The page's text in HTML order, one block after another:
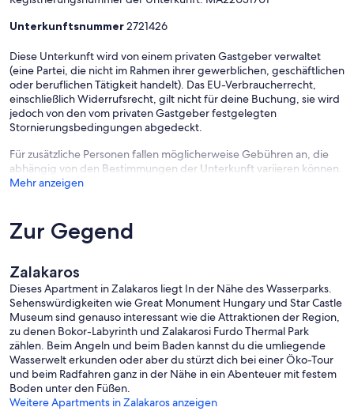
Unterkunftsnummer2721426
Diese Unterkunft wird von einem privaten Gastgeber verwaltet
(eine Partei, die nicht im Rahmen ihrer gewerblichen, geschäftlichen
oder beruflichen Tätigkeit handelt). Das EU-Verbraucherrecht,
einschließlich Widerrufsrecht, gilt nicht für deine Buchung, sie wird
jedoch von den vom privaten Gastgeber festgelegten
Stornierungsbedingungen abgedeckt.
Für zusätzliche Personen fallen möglicherweise Gebühren an, die
abhängig von den Bestimmungen der Unterkunft variieren können.
Mehr anzeigen
Zur Gegend
Zalakaros
Dieses Apartment in Zalakaros liegt In der Nähe des Wasserparks.
Sehenswürdigkeiten wie Great Monument Hungary und Star Castle
Museum sind genauso interessant wie die Attraktionen der Region,
zu denen Bokor-Labyrinth und Zalakarosi Furdo Thermal Park
zählen. Beim Angeln und beim Baden kannst du die umliegende
Wasserwelt erkunden oder aber du stürzt dich bei einer Öko-Tour
und beim Radfahren ganz in der Nähe in ein Abenteuer mit festem
Boden unter den Füßen.
Weitere Apartments in Zalakaros anzeigen